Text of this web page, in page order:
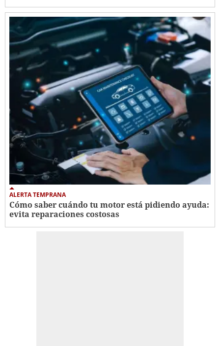
ALERTA TEMPRANA
Cómo saber cuándo tu motor está pidiendo ayuda:
evita reparaciones costosas